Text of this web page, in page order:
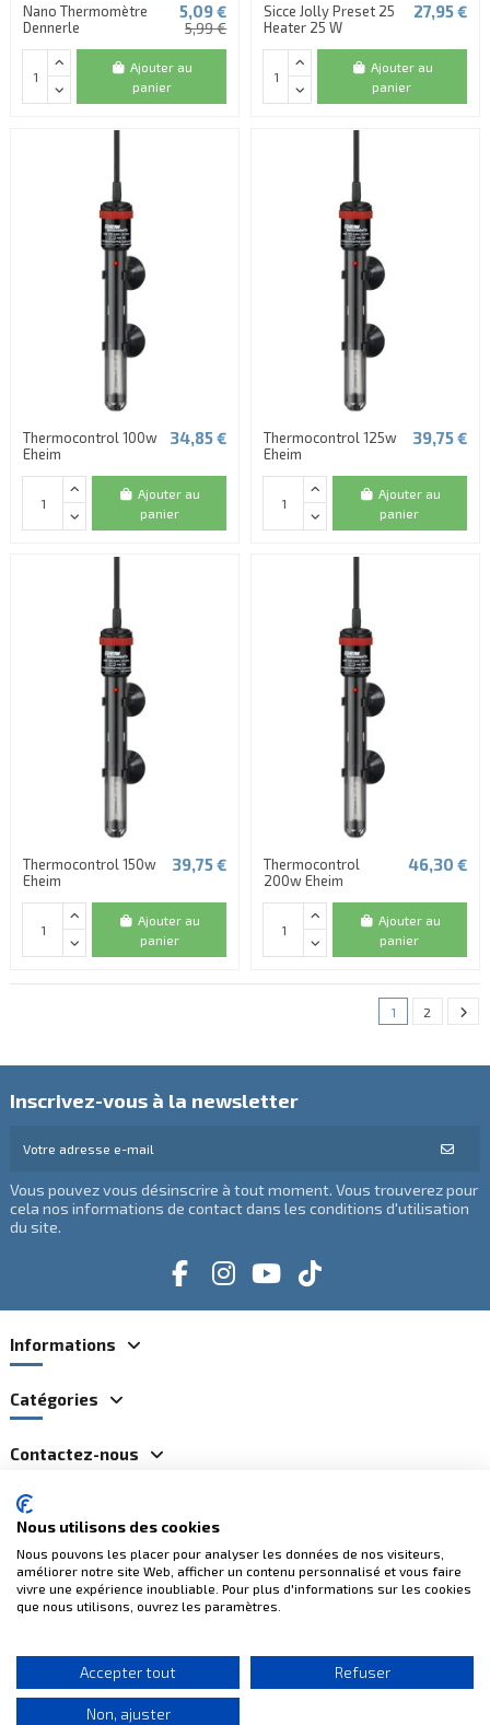
Nano Thermomètre
Dennerle
5,09 €
5,99 €
Ajouter au
panier
Sicce Jolly Preset 25
Heater 25 W
27,95 €
Ajouter au
panier
Thermocontrol 100w
Eheim
34,85 €
Ajouter au
panier
Thermocontrol 125w
Eheim
39,75 €
Ajouter au
panier
Thermocontrol 150w
Eheim
39,75 €
Ajouter au
panier
Thermocontrol
200w Eheim
46,30 €
Ajouter au
panier
1 2
Inscrivez-vous à la newsletter
Vous pouvez vous désinscrire à tout moment. Vous trouverez pour
cela nos informations de contact dans les conditions d'utilisation
du site.
Informations
Catégories
Contactez-nous
Nous utilisons des cookies
Nous pouvons les placer pour analyser les données de nos visiteurs,
améliorer notre site Web, afficher un contenu personnalisé et vous faire
vivre une expérience inoubliable. Pour plus d'informations sur les cookies
que nous utilisons, ouvrez les paramètres.
Accepter tout Refuser
Non, ajuster